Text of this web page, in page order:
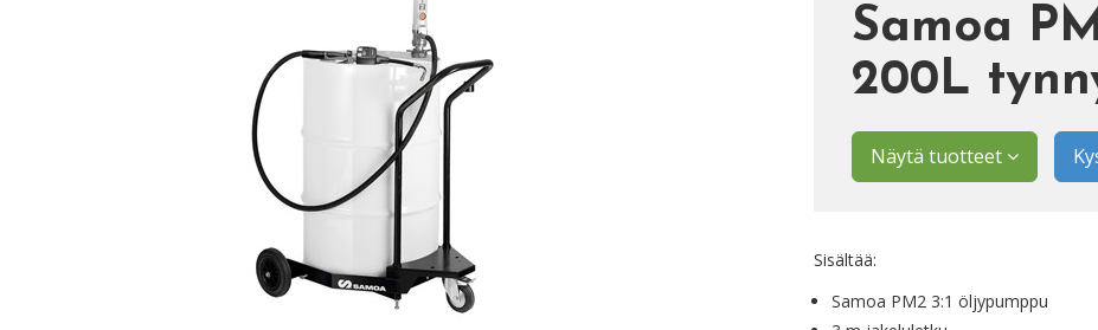
Samoa
200L
Näytä tuotteet
Sisältää:
Samoa PM2 3:1 öljypumppu